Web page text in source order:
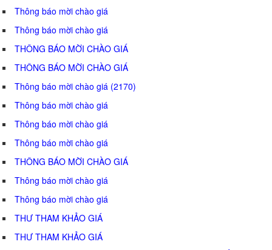
Thông báo mời chào giá
Thông báo mời chào giá
THÔNG BÁO MỜI CHÀO GIÁ
THÔNG BÁO MỜI CHÀO GIÁ
Thông báo mời chào giá (2170)
Thông báo mời chào giá
Thông báo mời chào giá
Thông báo mời chào giá
THÔNG BÁO MỜI CHÀO GIÁ
Thông báo mời chào giá
Thông báo mời chào giá
THƯ THAM KHẢO GIÁ
THƯ THAM KHẢO GIÁ